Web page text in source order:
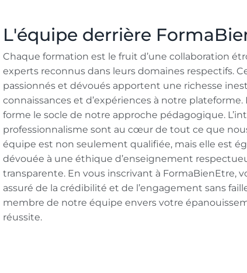
L'équipe derrière
Chaque formation est le fruit d’une collaboration
experts reconnus dans leurs domaines respectifs.
passionnés et dévoués apportent une richesse
connaissances et d’expériences à notre plateforme.
forme le socle de notre approche pédagogique.
professionnalisme sont au cœur de tout ce que
équipe est non seulement qualifiée, mais elle est
dévouée à une éthique d’enseignement
transparente. En vous inscrivant à FormaBienEtre,
assuré de la crédibilité et de l’engagement sans
membre de notre équipe envers votre
réussite.